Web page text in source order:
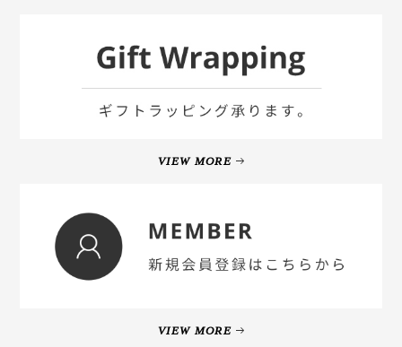
VIEW MORE
VIEW MORE